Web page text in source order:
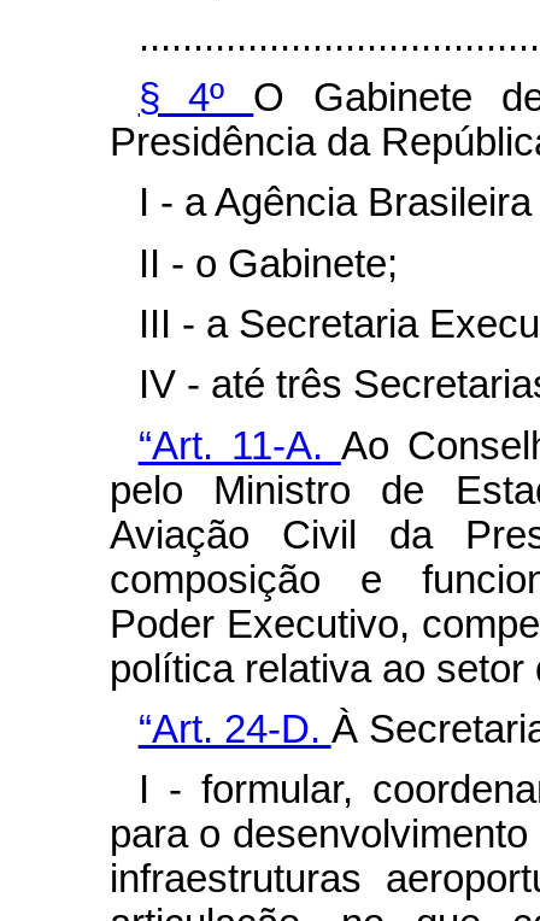
§ 4º O Gabinete
Presidência da
I - a Agência
II - o Gabinete;
III - a Secretaria
IV - até três
“Art. 11-A. Ao
pelo Ministro de
Aviação Civil da
composição e
Poder Executivo,
política relativa ao
“Art. 24-D. À
I - formular,
para o
infraestruturas